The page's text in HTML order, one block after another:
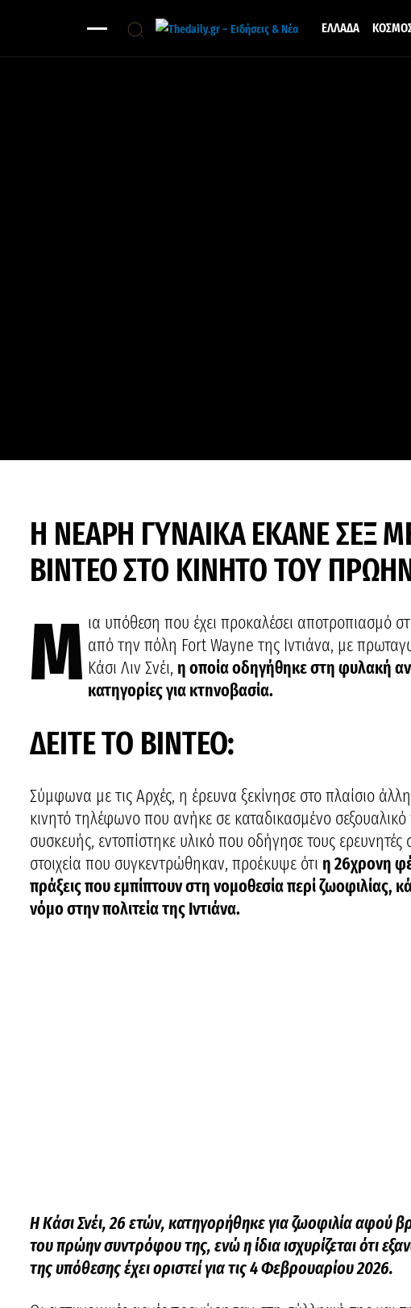
ΕΛΛΑΔΑ
Η ΝΕΑΡΗ ΓΥΝΑΙΚΑ ΕΚΑΝΕ ΣEΞ
ΒΙΝΤΕΟ ΣΤΟ ΚΙΝΗΤΟ ΤΟΥ
Μ ια υπόθεση που έχει προκαλέσει αποτροπιασμό
από την πόλη Fort Wayne της Ιντιάνα, με
Κάσι Λιν Σνέι, η οποία οδηγήθηκε στη φυλακή
κατηγορίες για κτnνοβασία.
ΔΕΙΤΕ ΤΟ ΒΙΝΤΕΟ:
Σύμφωνα με τις Αρχές, η έρευνα ξεκίνησε στο πλαίσιο
κινητό τηλέφωνο που ανήκε σε καταδικασμένο
συσκευής, εντοπίστηκε υλικό που οδήγησε τους
στοιχεία που συγκεντρώθηκαν, προέκυψε ότι η 26χρονη
πράξεις που εμπίπτουν στη νομοθεσία περί ζωοφιλίας,
νόμο στην πολιτεία της Ιντιάνα.
Η Κάσι Σνέι, 26 ετών, κατηγορήθηκε για ζωοφιλία αφού
του πρώην συντρόφου της, ενώ η ίδια ισχυρίζεται ότι
της υπόθεσης έχει οριστεί για τις 4 Φεβρουαρίου 2026.